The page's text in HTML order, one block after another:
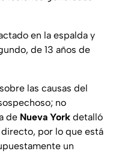
en la espalda y
de 13 años de
las causas del
no
de Nueva York detalló
por lo que está
un